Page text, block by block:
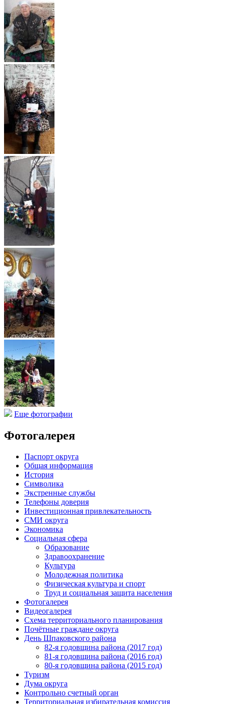
Еще фотографии
Фотогалерея
Паспорт округа
Общая информация
История
Символика
Экстренные службы
Телефоны доверия
Инвестиционная привлекательность
СМИ округа
Экономика
Социальная сфера
Образование
Здравоохранение
Культура
Молодежная политика
Физическая культура и спорт
Труд и социальная защита населения
Фотогалерея
Видеогалерея
Схема территориального планирования
Почётные граждане округа
День Шпаковского района
82-я годовщина района (2017 год)
81-я годовщина района (2016 год)
80-я годовщина района (2015 год)
Туризм
Дума округа
Контрольно счетный орган
Территориальная избирательная комиссия